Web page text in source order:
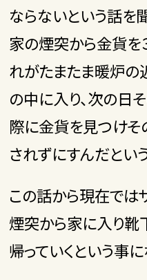
ならないという話を
家の煙突から金貨を
れがたまたま暖炉の
の中に入り、次の日
際に金貨を見つけ
されずにすんだとい
この話から現在では
煙突から家に入り靴
帰っていくという事に